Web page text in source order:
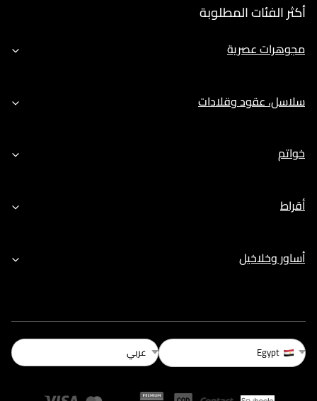
أكثر الفئات المطلوبة
مجوهرات عصرية
سلاسل، عقود وقلادات
خواتم
أقراط
أساور وخلاخيل
Egypt عربي